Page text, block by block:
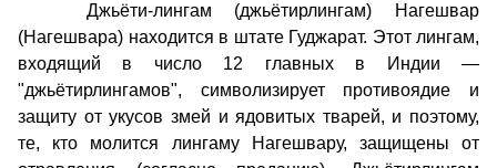
Джьёти-лингам (джьётирлингам) Нагешвар
(Нагешвара) находится в штате Гуджарат. Этот лингам,
входящий в число 12 главных в Индии —
"джьётирлингамов", символизирует противоядие и
защиту от укусов змей и ядовитых тварей, и поэтому,
те, кто молится лингаму Нагешвару, защищены от